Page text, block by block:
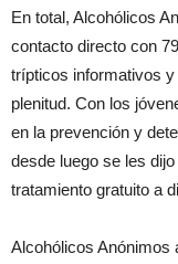
En total, Alcohólicos
contacto directo con
trípticos informativos
plenitud. Con los
en la prevención y
desde luego se les
tratamiento gratuito a
Alcohólicos Anónimos